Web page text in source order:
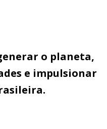
o planeta,
e impulsionar